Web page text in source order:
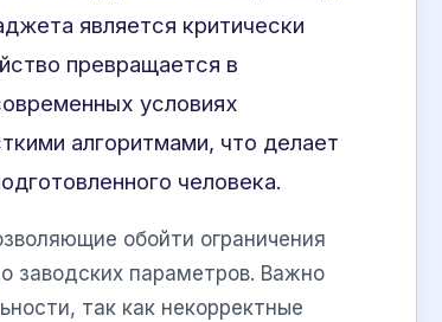
является критически
превращается в
условиях
алгоритмами, что делает
человека.
обойти ограничения
заводских параметров. Важно
так как некорректные